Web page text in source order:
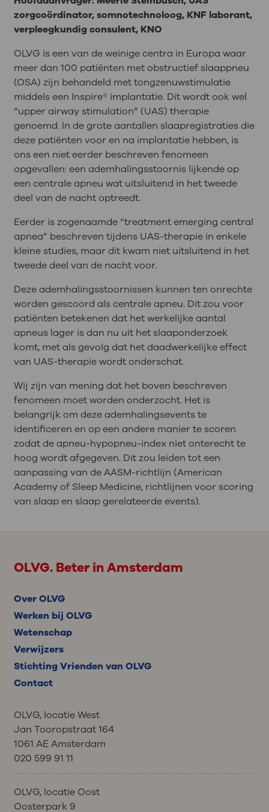
zorgcoördinator, somnotechnoloog, KNF laborant,
verpleegkundig consulent, KNO
OLVG is een van de weinige centra in Europa waar
meer dan 100 patiënten met obstructief slaappneu
(OSA) zijn behandeld met tongzenuwstimulatie
middels een Inspire® implantatie. Dit wordt ook wel
“upper airway stimulation” (UAS) therapie
genoemd. In de grote aantallen slaapregistraties die
deze patiënten voor en na implantatie hebben, is
ons een niet eerder beschreven fenomeen
opgevallen: een ademhalingsstoornis lijkende op
een centrale apneu wat uitsluitend in het tweede
deel van de nacht optreedt.
Eerder is zogenaamde “treatment emerging central
apnea” beschreven tijdens UAS-therapie in enkele
kleine studies, maar dit kwam niet uitsluitend in het
tweede deel van de nacht voor.
Deze ademhalingsstoornissen kunnen ten onrechte
worden gescoord als centrale apneu. Dit zou voor
patiënten betekenen dat het werkelijke aantal
apneus lager is dan nu uit het slaaponderzoek
komt, met als gevolg dat het daadwerkelijke effect
van UAS-therapie wordt onderschat.
Wij zijn van mening dat het boven beschreven
fenomeen moet worden onderzocht. Het is
belangrijk om deze ademhalingsevents te
identificeren en op een andere manier te scoren
zodat de apneu-hypopneu-index niet onterecht te
hoog wordt afgegeven. Dit zou leiden tot een
aanpassing van de AASM-richtlijn (American
Academy of Sleep Medicine, richtlijnen voor scoring
van slaap en slaap gerelateerde events).
OLVG. Beter in Amsterdam
Over OLVG
Werken bij OLVG
Wetenschap
Verwijzers
Stichting Vrienden van OLVG
Contact
OLVG, locatie West
Jan Tooropstraat 164
1061 AE Amsterdam
020 599 91 11
OLVG, locatie Oost
Oosterpark 9